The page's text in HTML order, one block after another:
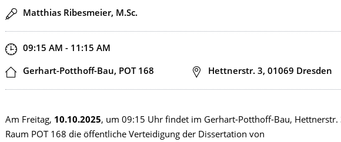
Speaker(s)
Matthias Ribesmeier, M.Sc.
Start and end time
09:15 AM - 11:15 AM
Location
Gerhart-Potthoff-Bau, POT 168 Address
Hettnerstr. 3, 01069 Dresden
Am Freitag, 10.10.2025, um 09:15 Uhr findet im Gerhart-Potthoff-Bau, Hettnerstr.
Raum POT 168 die öffentliche Verteidigung der Dissertation von